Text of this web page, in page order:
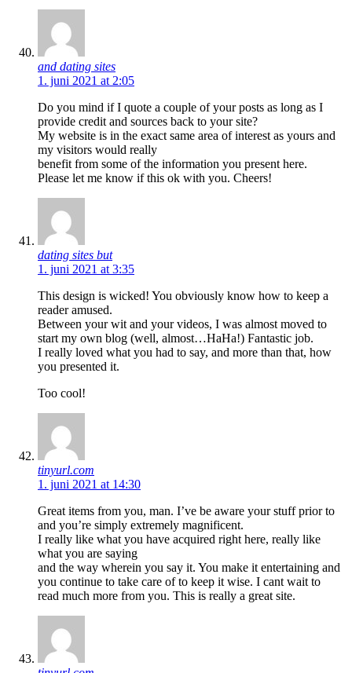
and dating sites
1. juni 2021 at 2:05
Do you mind if I quote a couple of your posts as long as I
provide credit and sources back to your site?
My website is in the exact same area of interest as yours and
my visitors would really
benefit from some of the information you present here.
Please let me know if this ok with you. Cheers!
dating sites but
1. juni 2021 at 3:35
This design is wicked! You obviously know how to keep a
reader amused.
Between your wit and your videos, I was almost moved to
start my own blog (well, almost…HaHa!) Fantastic job.
I really loved what you had to say, and more than that, how
you presented it.
Too cool!
tinyurl.com
1. juni 2021 at 14:30
Great items from you, man. I’ve be aware your stuff prior to
and you’re simply extremely magnificent.
I really like what you have acquired right here, really like
what you are saying
and the way wherein you say it. You make it entertaining and
you continue to take care of to keep it wise. I cant wait to
read much more from you. This is really a great site.